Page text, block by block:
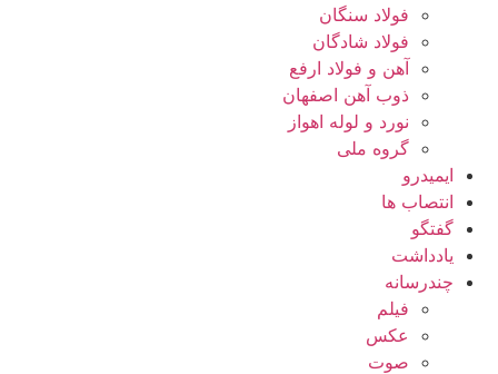
فولاد سنگان
فولاد شادگان
آهن و فولاد ارفع
ذوب آهن اصفهان
نورد و لوله اهواز
گروه ملی
ایمیدرو
انتصاب ها
گفتگو
یادداشت
چندرسانه
فیلم
عکس
صوت